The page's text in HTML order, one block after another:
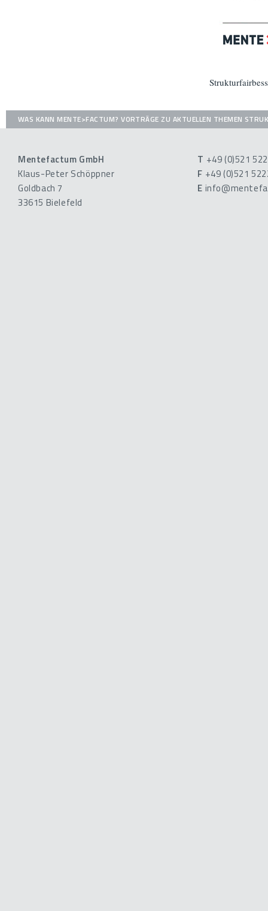
WAS KANN MENTE>FACTUM? VORTRÄGE ZU AKTUELLEN THEMEN
Mentefactum GmbH
Klaus-Peter Schöppner
Goldbach 7
33615 Bielefeld
T +49 (0)521
F +49 (0)521
E